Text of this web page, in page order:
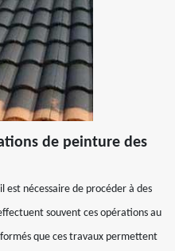
de peinture des
est nécessaire de procéder à des
souvent ces opérations au
que ces travaux permettent